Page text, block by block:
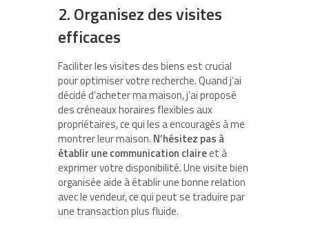
2. Organisez des visites
efficaces
Faciliter les visites des biens est crucial
pour optimiser votre recherche. Quand j’ai
décidé d’acheter ma maison, j’ai proposé
des créneaux horaires flexibles aux
propriétaires, ce qui les a encouragés à me
montrer leur maison. N’hésitez pas à
établir une communication claireet à
exprimer votre disponibilité. Une visite bien
organisée aide à établir une bonne relation
avec le vendeur, ce qui peut se traduire par
une transaction plus fluide.